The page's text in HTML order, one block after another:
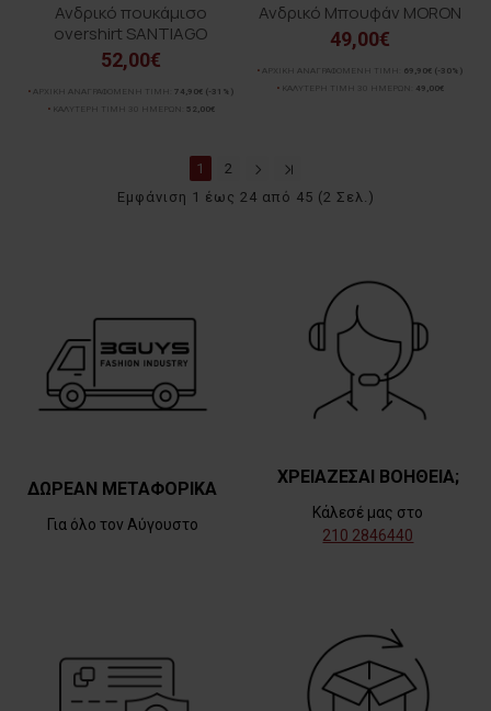
Ανδρικό πουκάμισο
overshirt SANTIAGO
52,00€
ΑΡΧΙΚΗ ΑΝΑΓΡΑΦΟΜΕΝΗ ΤΙΜΗ: 74,90€ (-31%)
ΚΑΛΥΤΕΡΗ ΤΙΜΗ 30 ΗΜΕΡΩΝ:
52,00€
Ανδρικό Μπουφάν MORON
49,00€
ΑΡΧΙΚΗ ΑΝΑΓΡΑΦΟΜΕΝΗ ΤΙΜΗ: 69,90€ (-30%)
ΚΑΛΥΤΕΡΗ ΤΙΜΗ 30 ΗΜΕΡΩΝ:
49,00€
1
2
Εμφάνιση 1 έως 24 από 45 (2 Σελ.)
ΔΩΡΕΑΝ ΜΕΤΑΦΟΡΙΚΑ
Για όλο τον Αύγουστο
ΧΡΕΙΑΖΕΣΑΙ ΒΟΗΘΕΙΑ;
Κάλεσέ μας στο
210 2846440